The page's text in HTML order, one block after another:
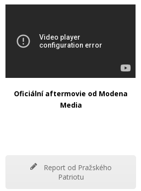
Oficiální aftermovie od Modena
Media
Report od Pražského
Patriotu